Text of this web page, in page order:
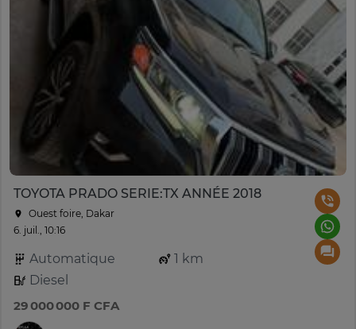
TOYOTA PRADO SERIE:TX ANNÉE 2018
Ouest foire, Dakar
6. juil., 10:16
Automatique
1 km
Diesel
29 000 000 F CFA